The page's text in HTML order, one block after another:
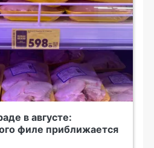
в августе:
филе приближается